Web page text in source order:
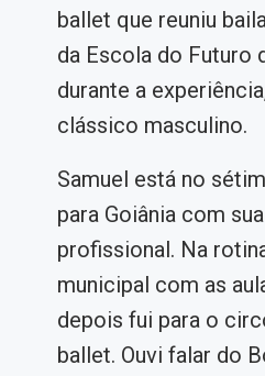
ballet que reuniu
da Escola do Futuro
durante a
clássico masculino.
Samuel está no
para Goiânia com
profissional. Na
municipal com as
depois fui para o
ballet. Ouvi falar do